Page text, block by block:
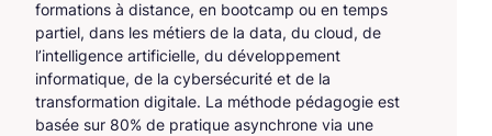
formations à distance, en bootcamp ou en temps
partiel, dans les métiers de la data, du cloud, de
l’intelligence artificielle, du développement
informatique, de la cybersécurité et de la
transformation digitale. La méthode pédagogie est
basée sur 80% de pratique asynchrone via une